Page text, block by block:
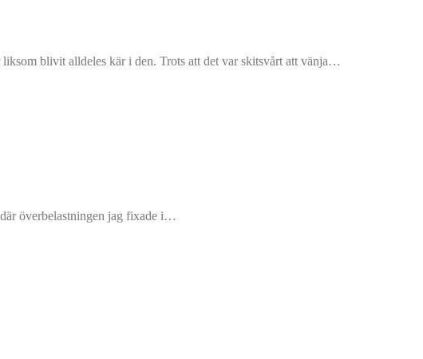
blivit alldeles kär i den. Trots att det var skitsvårt att vänja…
överbelastningen jag fixade i…